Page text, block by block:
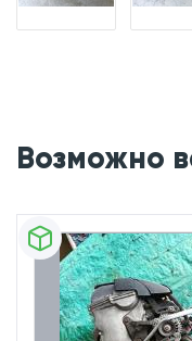
Возможно